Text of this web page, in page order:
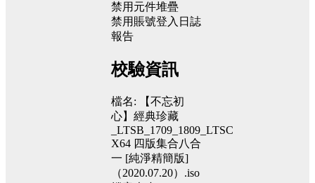
禁用元件堆疊
禁用賬號登入日誌
報告
校驗資訊
檔名: 【不忘初
心】經典珍藏
_LTSB_1709_1809_LTSC
X64 四版集合八合
一 [純淨精簡版]
（2020.07.20）.iso